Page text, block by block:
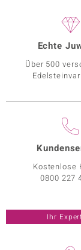
Echte
Über 500
Kostenlose
0800 227
Ihr